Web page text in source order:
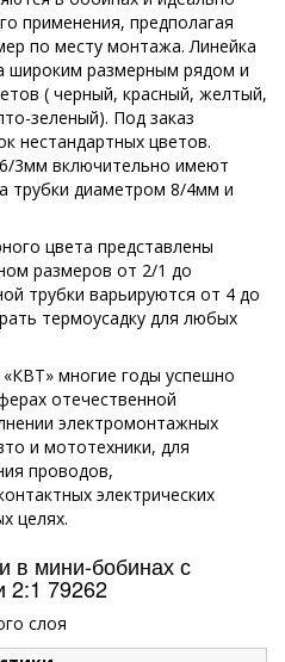
применения, предполагая
по месту монтажа. Линейка
широким размерным рядом и
( черный, красный, желтый,
зеленый). Под заказ
нестандартных цветов.
3мм включительно имеют
трубки диаметром 8/4мм и
цвета представлены
размеров от 2/1 до
трубки варьируются от 4 до
термоусадку для любых
многие годы успешно
отечественной
электромонтажных
и мототехники, для
проводов,
электрических
целях.
в мини-бобинах с
2:1 79262
слоя